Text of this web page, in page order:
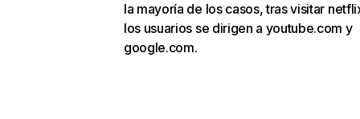
la mayoría de los casos, tras visitar
los usuarios se dirigen a youtube.com y
google.com.